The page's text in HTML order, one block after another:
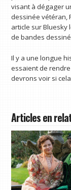
visant à dégager
dessinée vétéran,
article sur
de bandes
Il y a une longue
essaient de
devrons voir si
Articles en